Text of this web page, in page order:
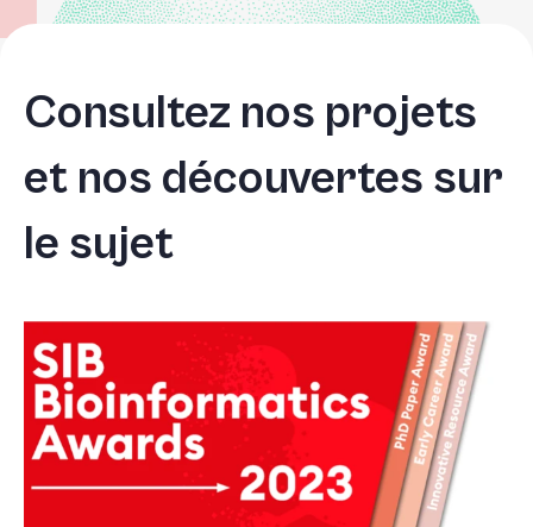
shortcut
screen
reader
navigate
interact
with
content.
Consultez nos projets
et nos découvertes sur
le sujet